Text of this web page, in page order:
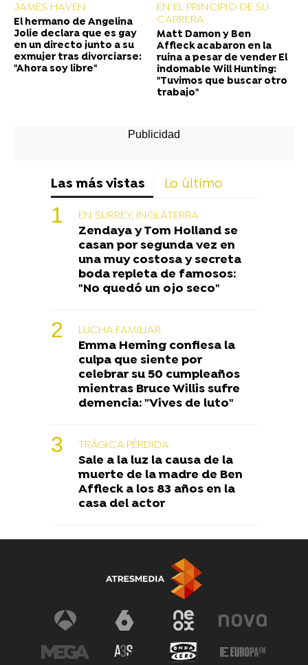
JAMES HAVEN
El hermano de Angelina
Jolie declara que es gay
en un directo junto a su
exmujer tras divorciarse:
"Ahora soy libre"
EN EL PRINCIPIO DE SU
CARRERA
Matt Damon y Ben
Affleck acabaron en la
ruina a pesar de vender El
indomable Will Hunting:
"Tuvimos que buscar otro
trabajo"
Las más vistas Lo último
EN SURREY, INGLATERRA
Zendaya y Tom Holland se
casan por segunda vez en
una muy costosa y secreta
boda repleta de famosos:
"No quedó un ojo seco"
LUCHA FAMILIAR
Emma Heming confiesa la
culpa que siente por
celebrar su 50 cumpleaños
mientras Bruce Willis sufre
demencia: "Vives de luto"
TRÁGICA PÉRDIDA
Sale a la luz la causa de la
muerte de la madre de Ben
Affleck a los 83 años en la
casa del actor